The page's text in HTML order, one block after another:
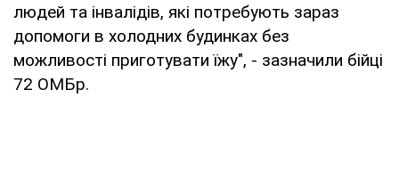
людей та інвалідів, які потребують зараз
допомоги в холодних будинках без
можливості приготувати їжу", - зазначили бійці
72 ОМБр.